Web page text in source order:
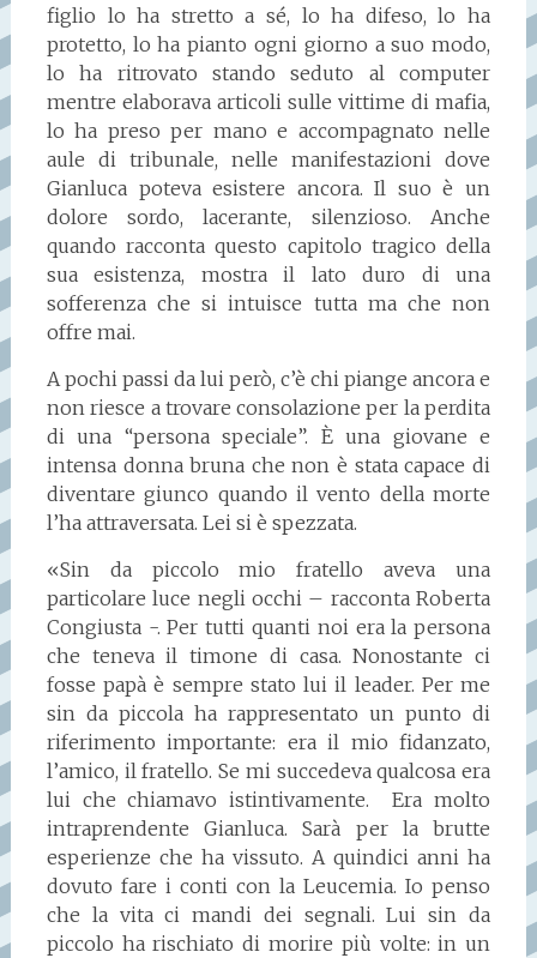
figlio lo ha stretto a sé, lo ha difeso, lo ha
protetto, lo ha pianto ogni giorno a suo modo,
lo ha ritrovato stando seduto al computer
mentre elaborava articoli sulle vittime di mafia,
lo ha preso per mano e accompagnato nelle
aule di tribunale, nelle manifestazioni dove
Gianluca poteva esistere ancora. Il suo è un
dolore sordo, lacerante, silenzioso. Anche
quando racconta questo capitolo tragico della
sua esistenza, mostra il lato duro di una
sofferenza che si intuisce tutta ma che non
offre mai.
A pochi passi da lui però, c’è chi piange ancora e
non riesce a trovare consolazione per la perdita
di una “persona speciale”. È una giovane e
intensa donna bruna che non è stata capace di
diventare giunco quando il vento della morte
l’ha attraversata. Lei si è spezzata.
«Sin da piccolo mio fratello aveva una
particolare luce negli occhi – racconta Roberta
Congiusta -. Per tutti quanti noi era la persona
che teneva il timone di casa. Nonostante ci
fosse papà è sempre stato lui il leader. Per me
sin da piccola ha rappresentato un punto di
riferimento importante: era il mio fidanzato,
l’amico, il fratello. Se mi succedeva qualcosa era
lui che chiamavo istintivamente. Era molto
intraprendente Gianluca. Sarà per la brutte
esperienze che ha vissuto. A quindici anni ha
dovuto fare i conti con la Leucemia. Io penso
che la vita ci mandi dei segnali. Lui sin da
piccolo ha rischiato di morire più volte: in un